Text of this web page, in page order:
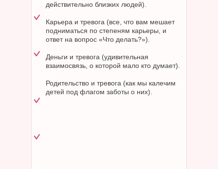
действительно близких людей).
Карьера и тревога (все, что вам мешает
подниматься по степеням карьеры, и
ответ на вопрос «Что делать?»).
Деньги и тревога (удивительная
взаимосвязь, о которой мало кто думает).
Родительство и тревога (как мы калечим
детей под флагом заботы о них).